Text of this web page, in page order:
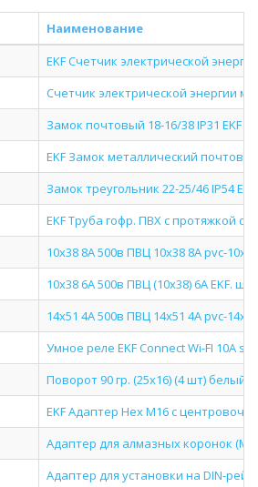
Наименование
EKF Счетчик электрической
Счетчик электрической энергии
Замок почтовый 18-16/38 IP31 EKF
EKF Замок металлический
Замок треугольник 22-25/46 IP54
EKF Труба гофр. ПВХ с протяжкой
10x38 8A 500в ПВЦ 10х38 8А pvc-
10x38 6A 500в ПВЦ (10х38) 6А EKF. шт
14x51 4A 500в ПВЦ 14х51 4А pvc-
Умное реле EKF Connect Wi-FI 10А
Поворот 90 гр. (25х16) (4 шт) белый
EKF Адаптер Hex M16 с
Адаптер для алмазных коронок
Адаптер для установки на DIN-